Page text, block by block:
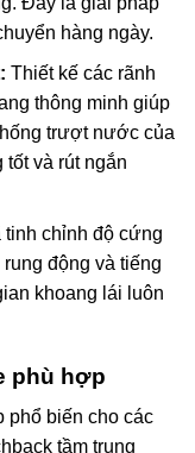
hàng ngày.
Thiết kế các rãnh
thông minh giúp
trượt nước của
và rút ngắn
tinh chỉnh độ cứng
động và tiếng
khoang lái luôn
phù hợp
phổ biến cho các
tầm trung